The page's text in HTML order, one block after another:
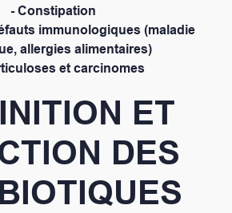
- Constipation
immunologiques (maladie
allergies alimentaires)
et carcinomes
ET
DES